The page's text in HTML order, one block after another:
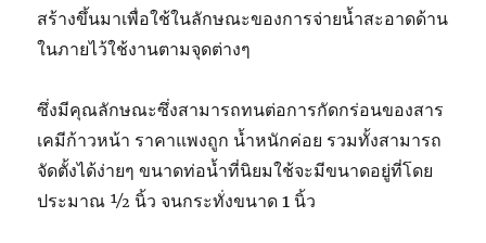
สร้างขึ้นมาเพื่อใช้ในลักษณะของการจ่ายน้ำสะอาดด้าน
ในภายไว้ใช้งานตามจุดต่างๆ
ซึ่งมีคุณลักษณะซึ่งสามารถทนต่อการกัดกร่อนของสาร
เคมีก้าวหน้า ราคาแพงถูก น้ำหนักค่อย รวมทั้งสามารถ
จัดตั้งได้ง่ายๆ ขนาดท่อน้ำที่นิยมใช้จะมีขนาดอยู่ที่โดย
ประมาณ ½ นิ้ว จนกระทั่งขนาด 1 นิ้ว